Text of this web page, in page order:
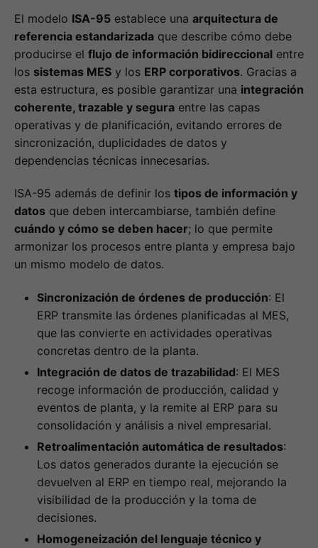
El modelo ISA-95 establece una arquitectura de
referencia estandarizada que describe cómo debe
producirse el flujo de información bidireccional entre
los sistemas MES y los ERP corporativos. Gracias a
esta estructura, es posible garantizar una integración
coherente, trazable y segura entre las capas
operativas y de planificación, evitando errores de
sincronización, duplicidades de datos y
dependencias técnicas innecesarias.
ISA-95 además de definir los tipos de información y
datos que deben intercambiarse, también define
cuándo y cómo se deben hacer; lo que permite
armonizar los procesos entre planta y empresa bajo
un mismo modelo de datos.
Sincronización de órdenes de producción: El
ERP transmite las órdenes planificadas al MES,
que las convierte en actividades operativas
concretas dentro de la planta.
Integración de datos de trazabilidad: El MES
recoge información de producción, calidad y
eventos de planta, y la remite al ERP para su
consolidación y análisis a nivel empresarial.
Retroalimentación automática de resultados:
Los datos generados durante la ejecución se
devuelven al ERP en tiempo real, mejorando la
visibilidad de la producción y la toma de
decisiones.
Homogeneización del lenguaje técnico y